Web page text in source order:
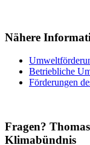
Nähere
Betriebliche
Förderungen
Fragen?
Klimabündnis